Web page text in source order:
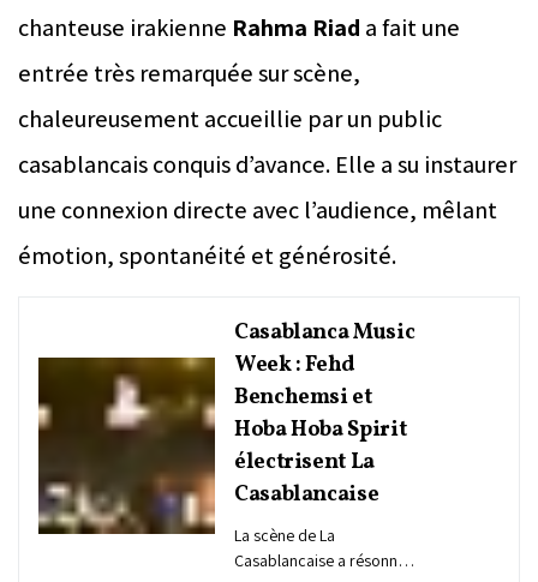
chanteuse irakienne Rahma Riad a fait une
entrée très remarquée sur scène,
chaleureusement accueillie par un public
casablancais conquis d’avance. Elle a su instaurer
une connexion directe avec l’audience, mêlant
émotion, spontanéité et générosité.
Casablanca Music
Week : Fehd
Benchemsi et
Hoba Hoba Spirit
électrisent La
Casablancaise
La scène de La
Casablancaise a résonné,